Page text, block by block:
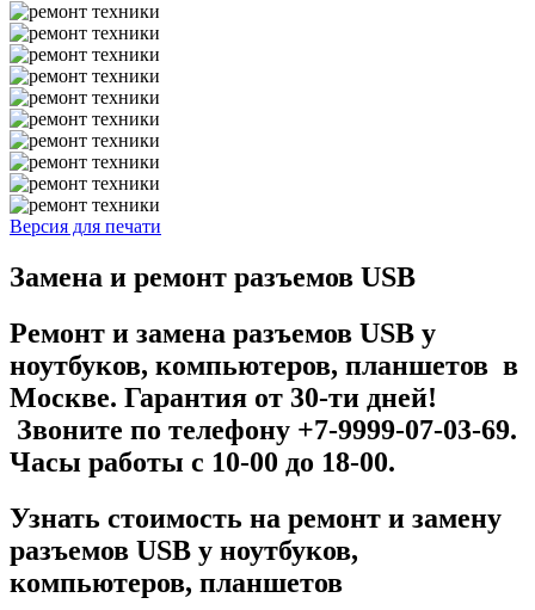
Версия для печати
Замена и ремонт разъемов USB
Ремонт и замена разъемов USB у
ноутбуков, компьютеров, планшетов в
Москве. Гарантия от 30-ти дней!
Звоните по телефону +7-9999-07-03-69.
Часы работы с 10-00 до 18-00.
Узнать стоимость на ремонт и замену
разъемов USB у ноутбуков,
компьютеров, планшетов